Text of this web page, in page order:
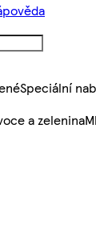
Speciální
a zelenina